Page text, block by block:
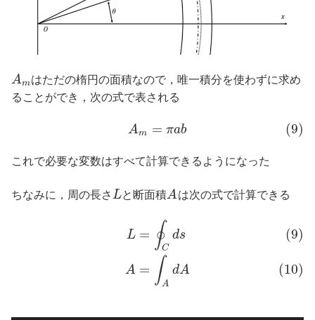
Amはただの楕円の面積なので，唯一積分を使わずに求め
ることができ，次の式で表される
Am = πab (9)
これで必要な変数はすべて計算できるようになった
ちなみに，周の長さLと断面積Aは次の式で計算できる
L
A
=
=
∮C
ds
∫A
dA
(9)
(10)